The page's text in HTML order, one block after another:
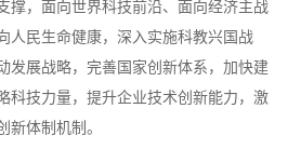
撑，面向世界科技前沿、面向经济主战
人民生命健康，深入实施科教兴国战
发展战略，完善国家创新体系，加快建
科技力量，提升企业技术创新能力，激
新体制机制。